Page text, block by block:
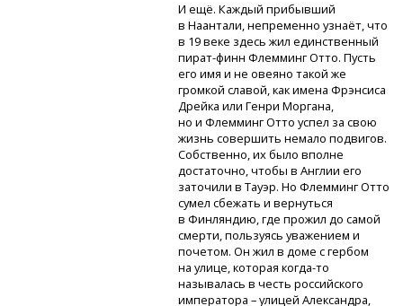
И ещё. Каждый прибывший
в Наантали, непременно узнаёт, что
в 19 веке здесь жил единственный
пират-финн Флемминг Отто. Пусть
его имя и не овеяно такой же
громкой славой, как имена Фрэнсиса
Дрейка или Генри Моргана,
но и Флемминг Отто успел за свою
жизнь совершить немало подвигов.
Собственно, их было вполне
достаточно, чтобы в Англии его
заточили в Тауэр. Но Флемминг Отто
сумел сбежать и вернуться
в Финляндию, где прожил до самой
смерти, пользуясь уважением и
почетом. Он жил в доме с гербом
на улице, котораякогда-то
называлась в честь российского
императора – улицей Александра,